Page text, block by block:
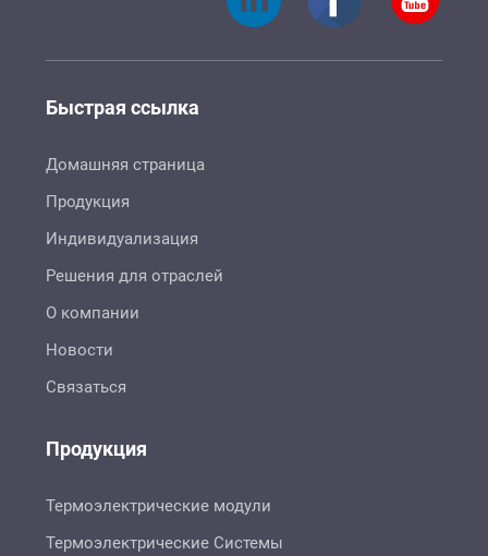
Быстрая ссылка
Домашняя страница
Продукция
Индивидуализация
Решения для отраслей
О компании
Новости
Связаться
Продукция
Термоэлектрические модули
Термоэлектрические Системы